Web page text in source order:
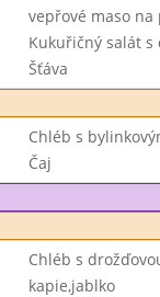
vepřové maso
Kukuřičný salát s
Šťáva
Chléb s
Čaj
Chléb s
kapie,jablko